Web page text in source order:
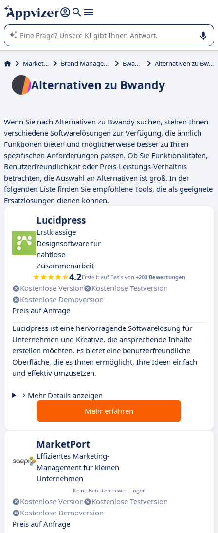
beantworten (mehrere Zeilen mit
Die KI von Appvizer führt Sie bei der Nutzung oder Auswahl
von SaaS-Software in Unternehmen.
Marketing Brand Management Bwandy Alternativen zu Bwandy
Alternativen zu Bwandy
Wenn Sie nach Alternativen zu Bwandy suchen, stehen Ihnen
verschiedene Softwarelösungen zur Verfügung, die ähnlich
Funktionen bieten und möglicherweise besser zu Ihren
spezifischen Anforderungen passen. Ob Sie Funktionalitäten,
Benutzerfreundlichkeit oder Preis-Leistungs-Verhältnis
betrachten, die Auswahl an Alternativen ist groß. In der
folgenden Liste finden Sie empfohlene Tools, die als geeignete
Ersatzlösungen dienen können.
Lucidpress
Erstklassige
Designsoftware für
nahtlose
Zusammenarbeit
4.2Erstellt auf Basis von +200 Bewertungen
Kostenlose Version
Kostenlose Testversion
Kostenlose Demoversion
Preis auf Anfrage
Lucidpress ist eine hervorragende Softwarelösung für
Unternehmen und Kreative, die ansprechende Inhalte
erstellen möchten. Es bietet eine benutzerfreundliche
Oberfläche, die es Ihnen ermöglicht, Ihre Ideen einfach
und effektiv umzusetzen.
Mehr Details anzeigen
Mehr erfahren
MarketPort
Effizientes Marketing-
Management für kleinen
Unternehmen
Keine Benutzerbewertungen
Kostenlose Version
Kostenlose Testversion
Kostenlose Demoversion
Preis auf Anfrage